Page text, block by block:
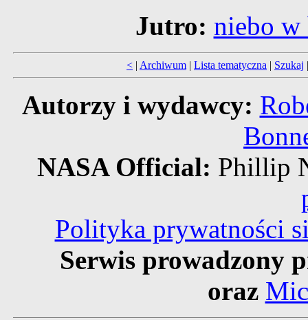
Jutro: niebo
< | Archiwum | Lista tematyczna | Szukaj
Autorzy i wydawcy:
NASA Official: Phillip
Polityka prywatności
Serwis prowadzony
oraz